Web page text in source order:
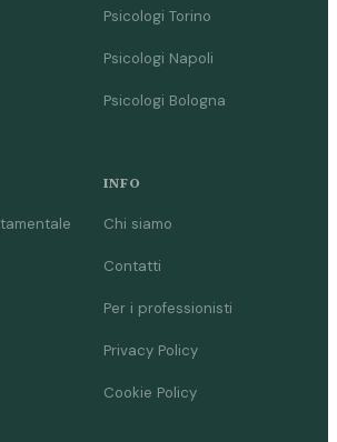
Psicologi Torino
Psicologi Napoli
Psicologi Bologna
INFO
Chi siamo
Contatti
Per i professionisti
Privacy Policy
Cookie Policy